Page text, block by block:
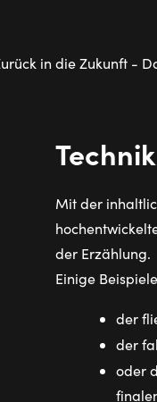
Mit der
der Erzählung.
Einige
der
der
oder